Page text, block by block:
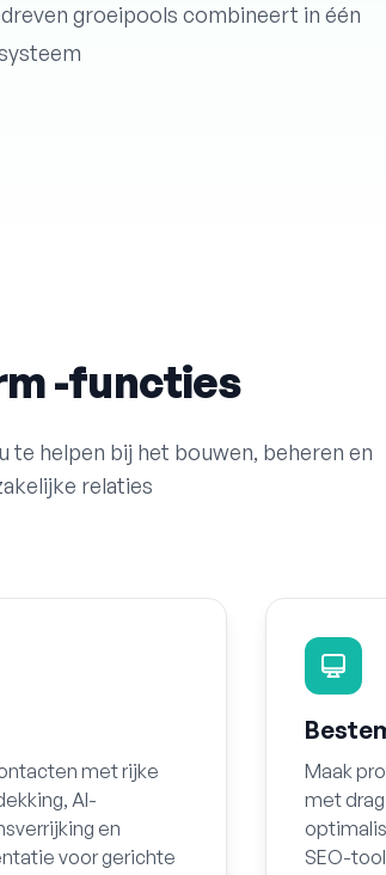
groeipools combineert in één
-functies
helpen bij het bouwen, beheren en
relaties
met rijke
AI-
en
voor gerichte
Maak
met
SEO-